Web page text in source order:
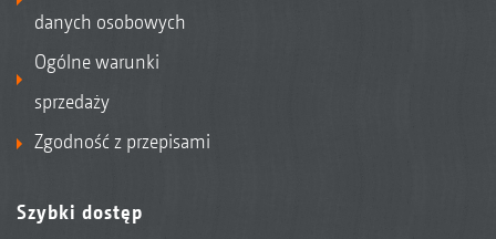
danych osobowych
Ogólne warunki
sprzedaży
Zgodność z przepisami
Szybki dostęp